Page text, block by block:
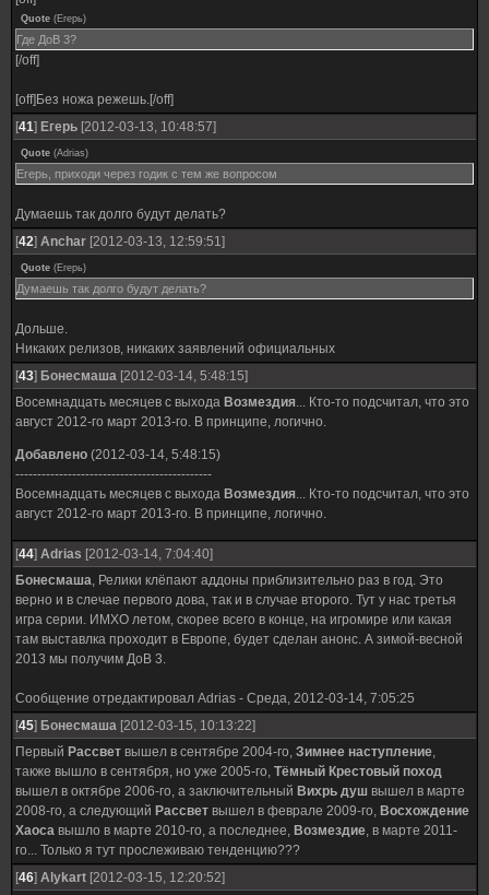
Quote (Егерь)
Где ДоВ 3?
[/off]
[off]Без ножа режешь.[/off]
[41] Егерь [2012-03-13, 10:48:57]
Quote (Adrias)
Егерь, приходи через годик с тем же вопросом
Думаешь так долго будут делать?
[42] Anchar [2012-03-13, 12:59:51]
Quote (Егерь)
Думаешь так долго будут делать?
Дольше.
Никаких релизов, никаких заявлений официальных
[43] Бонесмаша [2012-03-14, 5:48:15]
Восемнадцать месяцев с выхода Возмездия... Кто-то подсчитал, что это
август 2012-го март 2013-го. В принципе, логично.
Добавлено (2012-03-14, 5:48:15)
---------------------------------------------
Восемнадцать месяцев с выхода Возмездия... Кто-то подсчитал, что это
август 2012-го март 2013-го. В принципе, логично.
[44] Adrias [2012-03-14, 7:04:40]
Бонесмаша, Релики клёпают аддоны приблизительно раз в год. Это
верно и в слечае первого дова, так и в случае второго. Тут у нас третья
игра серии. ИМХО летом, скорее всего в конце, на игромире или какая
там выставлка проходит в Европе, будет сделан анонс. А зимой-весной
2013 мы получим ДоВ 3.
Сообщение отредактировал Adrias - Среда, 2012-03-14, 7:05:25
[45] Бонесмаша [2012-03-15, 10:13:22]
Первый Рассвет вышел в сентябре 2004-го, Зимнее наступление,
также вышло в сентября, но уже 2005-го, Тёмный Крестовый поход
вышел в октябре 2006-го, а заключительный Вихрь душ вышел в марте
2008-го, а следующий Рассвет вышел в феврале 2009-го, Восхождение
Хаоса вышло в марте 2010-го, а последнее, Возмездие, в марте 2011-
го... Только я тут прослеживаю тенденцию???
[46] Alykart [2012-03-15, 12:20:52]